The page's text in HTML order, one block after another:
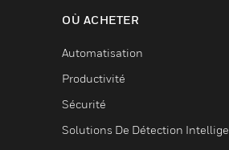
OÙ ACHETER
Automatisation
Productivité
Sécurité
Solutions De Détection